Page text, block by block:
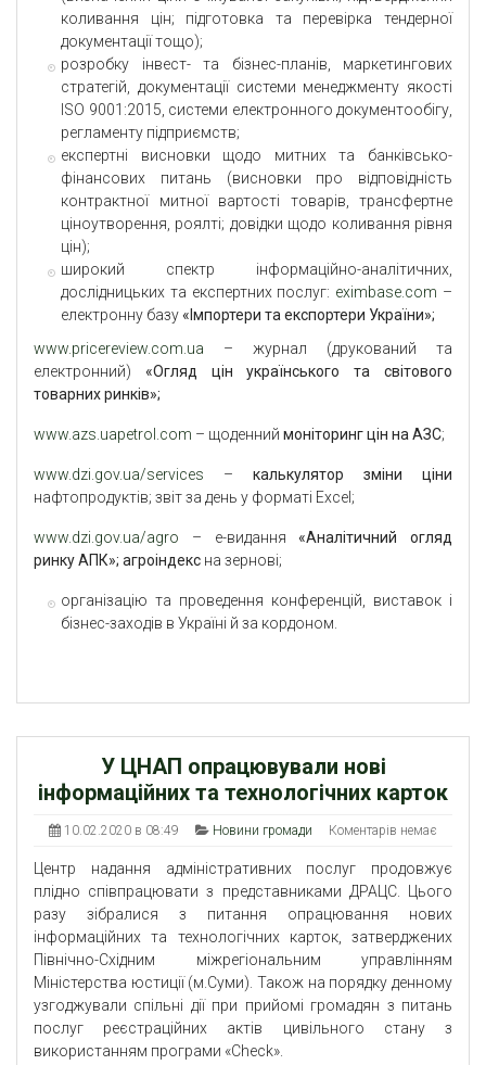
коливання цін; підготовка та перевірка тендерної
документації тощо);
розробку інвест- та бізнес-планів, маркетингових
стратегій, документації системи менеджменту якості
ISO 9001:2015, системи електронного документообігу,
регламенту підприємств;
експертні висновки щодо митних та банківсько-
фінансових питань (висновки про відповідність
контрактної митної вартості товарів, трансфертне
ціноутворення, роялті; довідки щодо коливання рівня
цін);
широкий спектр інформаційно-аналітичних,
дослідницьких та експертних послуг: eximbase.com –
електронну базу«Імпортери та експортери України»;
www.pricereview.com.ua – журнал (друкований та
електронний) «Огляд цін українського та світового
товарних ринків»;
www.azs.uapetrol.com – щоденний моніторинг цін на АЗС;
www.dzi.gov.ua/services – калькулятор зміни ціни
нафтопродуктів; звіт за день у форматі Excel;
www.dzi.gov.ua/agro – е-видання«Аналітичний огляд
ринку АПК»; агроіндекс на зернові;
організацію та проведення конференцій, виставок і
бізнес-заходів в Україні й за кордоном.
У ЦНАП опрацювували нові
інформаційних та технологічних карток
10.02.2020 в 08:49 Новини громади Коментарів немає
Центр надання адміністративних послуг продовжує
плідно співпрацювати з представниками ДРАЦС. Цього
разу зібралися з питання опрацювання нових
інформаційних та технологічних карток, затверджених
Північно-Східним міжрегіональним управлінням
Міністерства юстиції (м.Суми). Також на порядку денному
узгоджували спільні дії при прийомі громадян з питань
послуг реєстраційних актів цивільного стану з
використанням програми «Check».